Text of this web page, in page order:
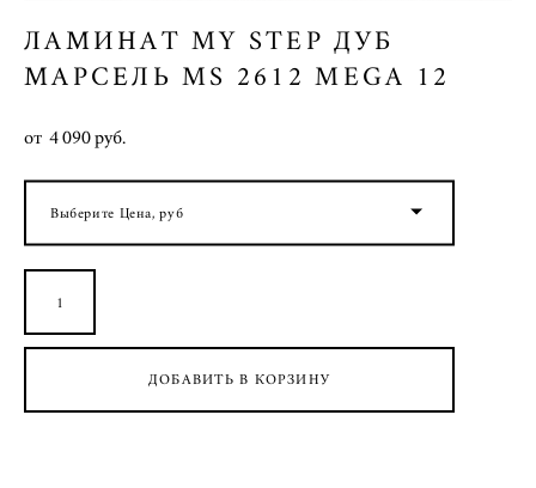
ЛАМИНАТ MY STEP ДУБ
МАРСЕЛЬ MS 2612 MEGA 12
от 4 090 pуб.
Выберите Цена, руб
ДОБАВИТЬ В КОРЗИНУ